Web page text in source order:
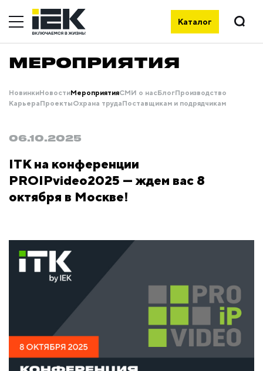
Каталог
МЕРОПРИЯТИЯ
НовинкиНовостиМероприятияСМИ о насБлогПроизводство
КарьераПроектыОхрана трудаПоставщикам и подрядчикам
06.10.2025
ITK на конференции
PROIPvideo2025 — ждем вас 8
октября в Москве!